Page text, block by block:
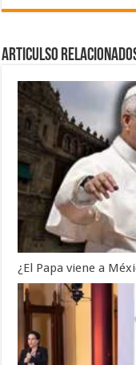
Articulso
¿El Papa viene a